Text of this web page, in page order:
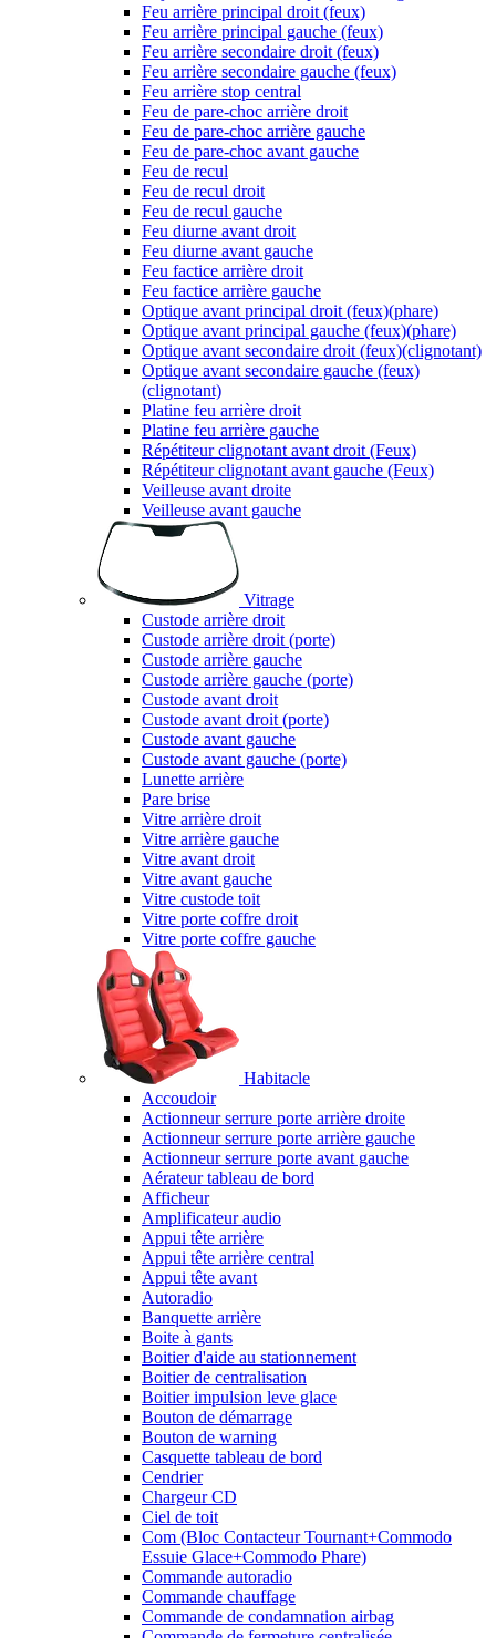
Feu arrière principal droit (feux)
Feu arrière principal gauche (feux)
Feu arrière secondaire droit (feux)
Feu arrière secondaire gauche (feux)
Feu arrière stop central
Feu de pare-choc arrière droit
Feu de pare-choc arrière gauche
Feu de pare-choc avant gauche
Feu de recul
Feu de recul droit
Feu de recul gauche
Feu diurne avant droit
Feu diurne avant gauche
Feu factice arrière droit
Feu factice arrière gauche
Optique avant principal droit (feux)(phare)
Optique avant principal gauche (feux)(phare)
Optique avant secondaire droit (feux)(clignotant)
Optique avant secondaire gauche (feux)
(clignotant)
Platine feu arrière droit
Platine feu arrière gauche
Répétiteur clignotant avant droit (Feux)
Répétiteur clignotant avant gauche (Feux)
Veilleuse avant droite
Veilleuse avant gauche
Vitrage
Custode arrière droit
Custode arrière droit (porte)
Custode arrière gauche
Custode arrière gauche (porte)
Custode avant droit
Custode avant droit (porte)
Custode avant gauche
Custode avant gauche (porte)
Lunette arrière
Pare brise
Vitre arrière droit
Vitre arrière gauche
Vitre avant droit
Vitre avant gauche
Vitre custode toit
Vitre porte coffre droit
Vitre porte coffre gauche
Habitacle
Accoudoir
Actionneur serrure porte arrière droite
Actionneur serrure porte arrière gauche
Actionneur serrure porte avant gauche
Aérateur tableau de bord
Afficheur
Amplificateur audio
Appui tête arrière
Appui tête arrière central
Appui tête avant
Autoradio
Banquette arrière
Boite à gants
Boitier d'aide au stationnement
Boitier de centralisation
Boitier impulsion leve glace
Bouton de démarrage
Bouton de warning
Casquette tableau de bord
Cendrier
Chargeur CD
Ciel de toit
Com (Bloc Contacteur Tournant+Commodo
Essuie Glace+Commodo Phare)
Commande autoradio
Commande chauffage
Commande de condamnation airbag